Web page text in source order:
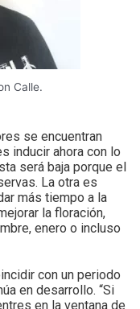
Calle.
se encuentran
inducir ahora con lo
será baja porque el
La otra es
más tiempo a la
la floración,
enero o incluso
con un periodo
en desarrollo. “Si
en la ventana de